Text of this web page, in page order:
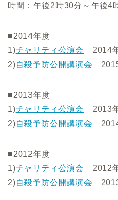
時間：午後2時30分～午後4
■2014年度
1)チャリティ公演会
2014
2)自殺予防公開講演会
■2013年度
1)チャリティ公演会
2013
2)自殺予防公開講演会
■2012年度
1)チャリティ公演会
2012
2)自殺予防公開講演会